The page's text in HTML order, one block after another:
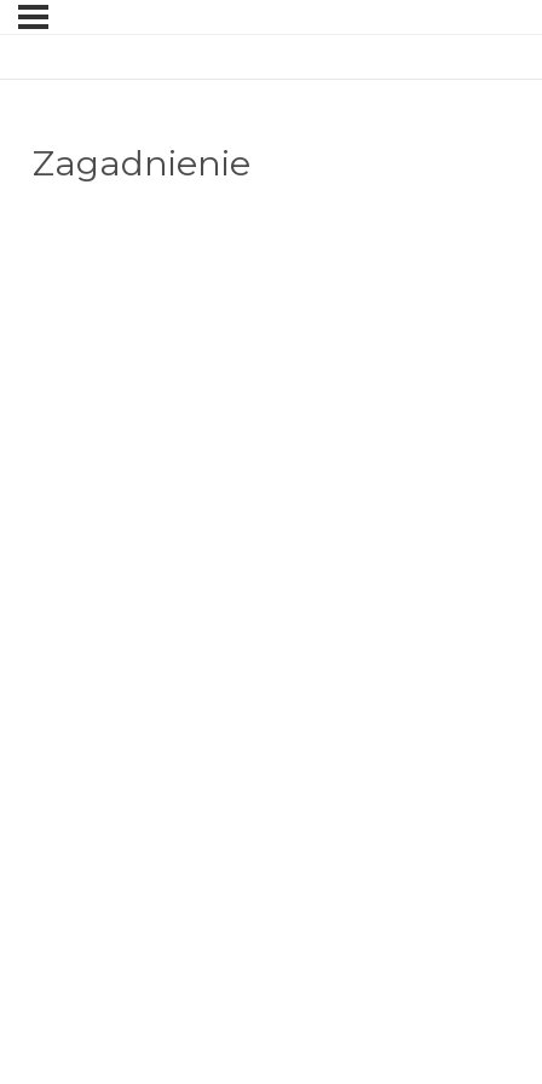
Zagadnienie